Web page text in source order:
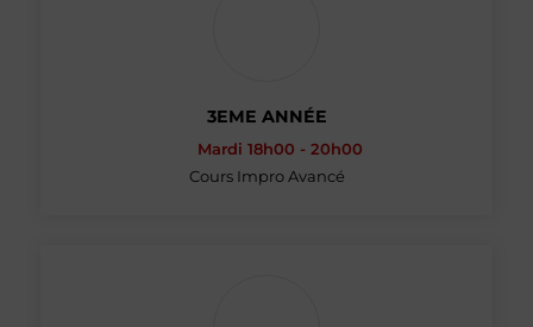
3EME ANNÉE
Mardi 18h00 - 20h00
Cours Impro Avancé